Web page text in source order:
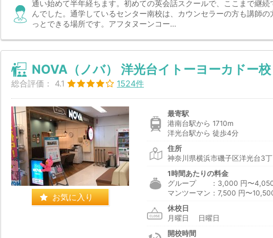
通い始めて半年経ちます。初めての英会話スクールで、ここまで継
んでした。通学しているセンター南校は、カウンセラーの方も講師の
っとできる場所です。アフタヌーンコー...
NOVA（ノバ） 洋光台イトーヨーカドー校
総合評価： 4.1 1524件
お気に入り
最寄駅
港南台駅から 1710m
洋光台駅から 徒歩4分
住所
神奈川県横浜市磯子区洋光台3
1時間あたりの料金
グループ ：3,000 円〜
マンツーマン：7,500 円〜
休校日
月曜日 日曜日
開校時間